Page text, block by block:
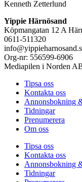
Kenneth Zetterlund
Yippie Härnösand
Köpmangatan 12 A
0611-511320
Org-nr: 556599-6906
Mediapilen i Norden
Tipsa oss
Kontakta oss
Annonsbokning
Tidningar
Prenumerera
Om oss
Tipsa oss
Kontakta oss
Annonsbokning
Tidningar